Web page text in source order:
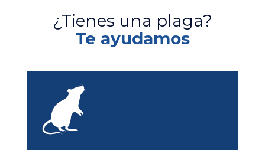
¿Tienes una plaga?
Te ayudamos